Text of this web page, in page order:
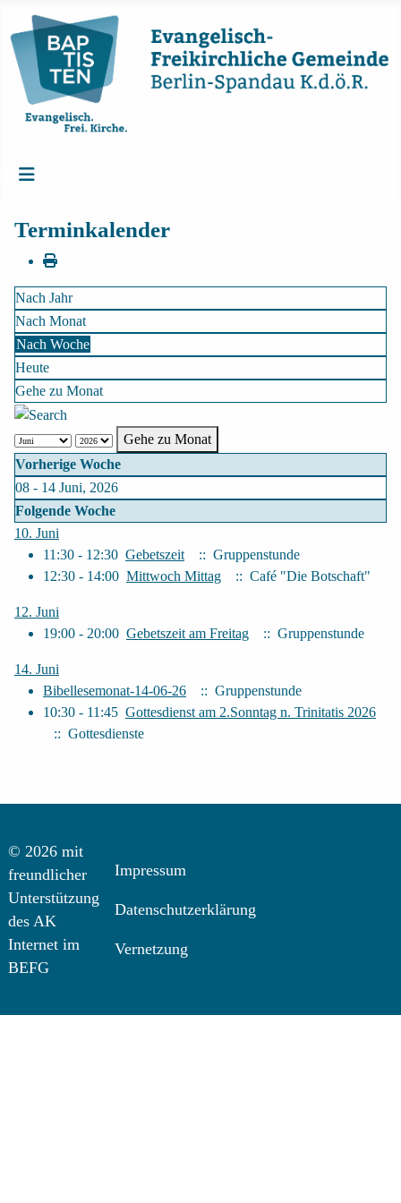
Terminkalender
Nach Jahr
Nach Monat
Nach Woche
Heute
Gehe zu Monat
Gehe zu Monat
Vorherige Woche
08 - 14 Juni, 2026
Folgende Woche
10. Juni
11:30 - 12:30 Gebetszeit
:: Gruppenstunde
12:30 - 14:00 Mittwoch Mittag :: Café "Die Botschaft"
12. Juni
19:00 - 20:00 Gebetszeit am Freitag :: Gruppenstunde
14. Juni
Bibellesemonat-14-06-26
:: Gruppenstunde
10:30 - 11:45 Gottesdienst am 2.Sonntag n. Trinitatis 2026
:: Gottesdienste
© 2026 mit
freundlicher
Unterstützung
des AK
Internet im
BEFG
Impressum
Datenschutzerklärung
Vernetzung